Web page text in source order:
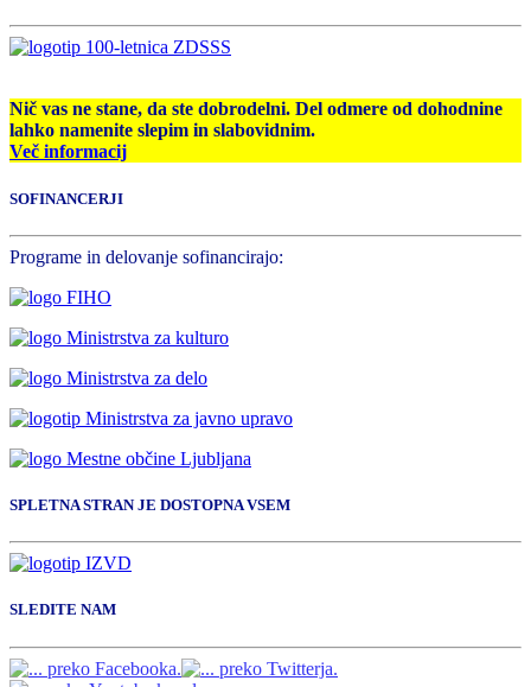
Nič vas ne stane, da ste dobrodelni. Del odmere od dohodnine
lahko namenite slepim in slabovidnim.
Več informacij
SOFINANCERJI
Programe in delovanje sofinancirajo:
SPLETNA STRAN JE DOSTOPNA VSEM
SLEDITE NAM